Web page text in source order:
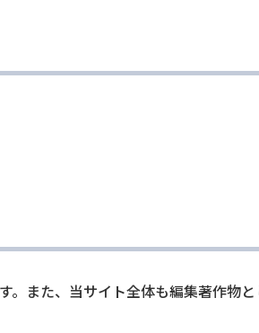
また、当サイト全体も編集著作物